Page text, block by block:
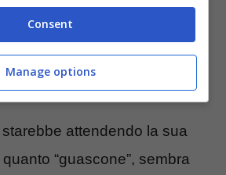
divulgata poi da “Striscia
smesso di scherzare con
attendendo la sua
“guascone”, sembra
Consent
Manage options